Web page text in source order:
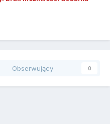
Obserwujący 0